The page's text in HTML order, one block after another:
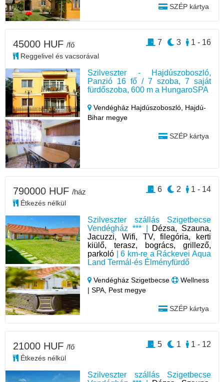
SZÉP kártya
Szilveszter - Hajdúszoboszló,
Panzió 16 fő / 7 szoba, 7 saját
fürdőszoba, 600 m a HungaroSPA
Vendégház Hajdúszoboszló, Hajdú-
Bihar megye
SZÉP kártya
45000 HUF /fő
Reggelivel és vacsorával
1 - 16
3
7
Szilveszter szállás Szigetbecse
Vendégház *** |
Dézsa, Szauna,
Jacuzzi, Wifi, TV, filegória, kerti
kiülő, terasz, bogrács, grillező,
parkoló | 6 km-re a Ráckevei Aqua
Land Termál-és Élményfürdő
Vendégház Szigetbecse
Wellness
| SPA, Pest megye
SZÉP kártya
790000 HUF /ház
Étkezés nélkül
1 - 14
2
6
Szilveszter szállás Szigetbecse
21000 HUF /fő
Étkezés nélkül
1 - 12
1
5